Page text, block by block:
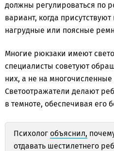
должны регулироваться по
вариант, когда
нагрудные или поясные
Многие рюкзаки имеют
специалисты советуют
них, а не на
Светоотражатели делают
в темноте, обеспечивая его
Психолог объяснил,
отдавать шестилетнего